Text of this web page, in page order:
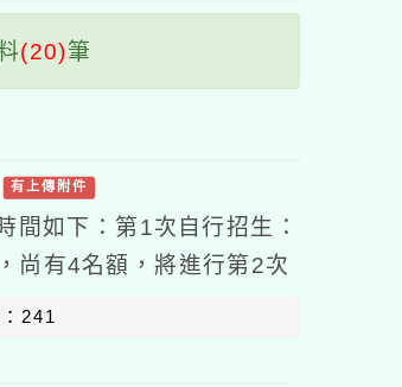
(20)筆
有上傳附件
間如下：第1次自行招生：
尚有4名額，將進行第2次
三)9時至12時。
241